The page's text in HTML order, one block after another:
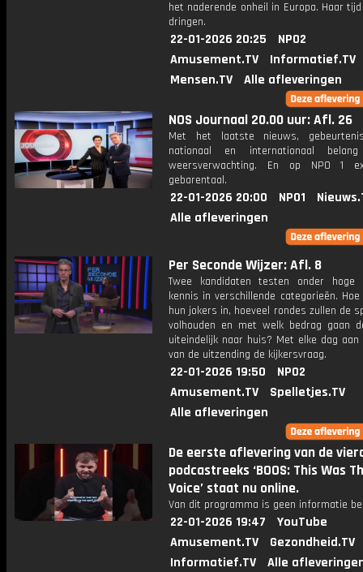
het naderende onheil in Europa. Haar
dringen.
22-01-2026 20:25
NPO2
Amusement.TV
Informatief.TV
Mensen.TV
Alle afleveringen
NOS Journaal 20.00 uur: Afl. 26
Met het laatste nieuws,
nationaal en internationaal
weersverwachting. En op NPO 1
gebarentaal.
22-01-2026 20:00 NPO1
Alle afleveringen
Per Seconde Wijzer: Afl. 8
Twee kandidaten testen onder hoge
kennis in verschillende categorieën.
hun jokers in, hoeveel rondes zullen de
volhouden en met welk bedrag gaan
uiteindelijk naar huis? Met elke dag
van de uitzending de kijkersvraag.
22-01-2026 19:50
NPO2
Amusement.TV
Spelletjes.TV
Alle afleveringen
De eerste aflevering van de
podcastreeks ‘BOOS: This Was
Voice’ staat nu online.
Van dit programma is geen informatie
22-01-2026 19:47
YouTube
Amusement.TV
Gezondheid.TV
Informatief.TV
Alle